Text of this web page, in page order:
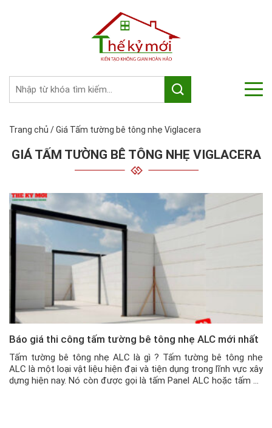
Trang chủ /Giá Tấm tường bê tông nhẹ Viglacera
GIÁ TẤM TƯỜNG BÊ TÔNG NHẸ VIGLACERA
Báo giá thi công tấm tường bê tông nhẹ ALC mới nhất
Tấm tường bê tông nhẹ ALC là gì ? Tấm tường bê tông nhẹ
ALC là một loại vật liệu hiện đại và tiện dụng trong lĩnh vực xây
dựng hiện nay. Nó còn được gọi là tấm Panel ALC hoặc tấm bê